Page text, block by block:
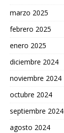
marzo 2025
febrero 2025
enero 2025
diciembre 2024
noviembre 2024
octubre 2024
septiembre 2024
agosto 2024